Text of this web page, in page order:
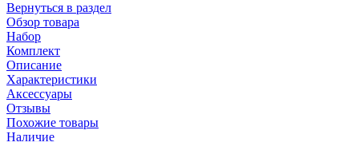
Вернуться в раздел
Обзор товара
Набор
Комплект
Описание
Характеристики
Аксессуары
Отзывы
Похожие товары
Наличие